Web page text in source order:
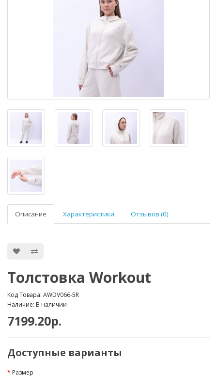
Описание Характеристики Отзывов (0)
Толстовка Workout
Код Товара: AWDV066-5R
Наличие: В наличии
7199.20р.
Доступные варианты
Размер